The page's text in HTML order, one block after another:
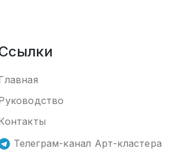
Телеграм-канал Арт-кластера